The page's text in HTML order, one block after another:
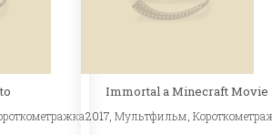
Immortal a Minecraft Movie
2017,Мультфильм ,